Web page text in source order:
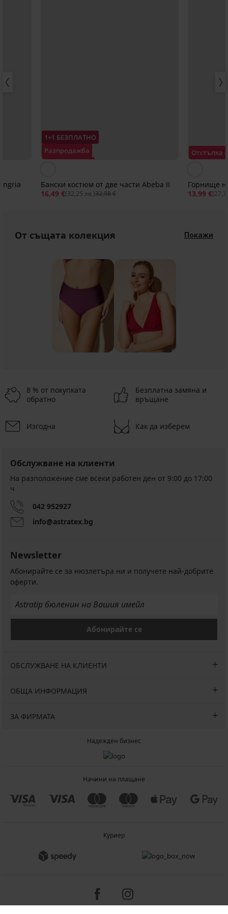
1+1 БЕЗПЛАТНО
Разпродажба
Бански костюм от две части Abeba II
16,49 €(32,25 лв.)32,98 €
Отстъпка -
Горнище
13,99 €
От същата колекция Покажи
8 % от покупката
обратно
Безплатна замяна и
връщане
Изгодна Как да изберем
Обслужване на клиенти
На разположение сме всеки работен ден от 9:00 до 17:00
ч
042 952927
info@astratex.bg
Newsletter
Абонирайте се за нюзлетъра ни и получете най-добрите
оферти.
Абонирайте се
ОБСЛУЖВАНЕ НА КЛИЕНТИ
ОБЩА ИНФОРМАЦИЯ
ЗА ФИРМАТА
Надежден бизнес
Начини на плащане
Куриер